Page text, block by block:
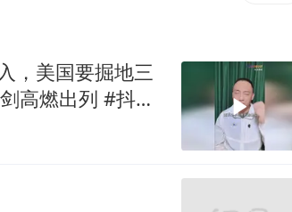
相承
，美国要掘地三